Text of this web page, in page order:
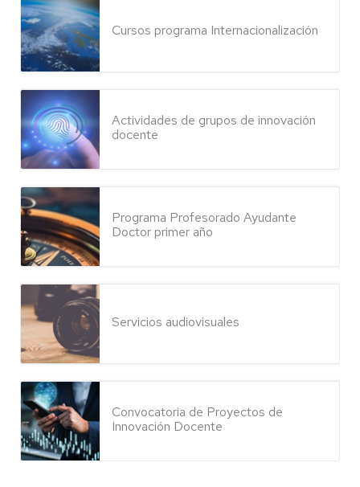
Cursos programa Internacionalización
Actividades de grupos de innovación
docente
Programa Profesorado Ayudante
Doctor primer año
Servicios audiovisuales
Convocatoria de Proyectos de
Innovación Docente